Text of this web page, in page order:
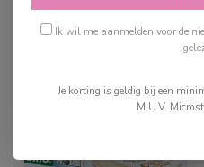
Ik wil me aanmelden voor de
Je korting is geldig bij een
M.U.V.